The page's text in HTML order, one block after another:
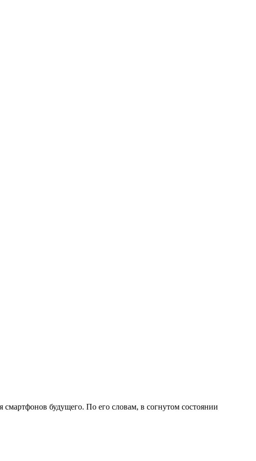
будущего. По его словам, в согнутом состоянии